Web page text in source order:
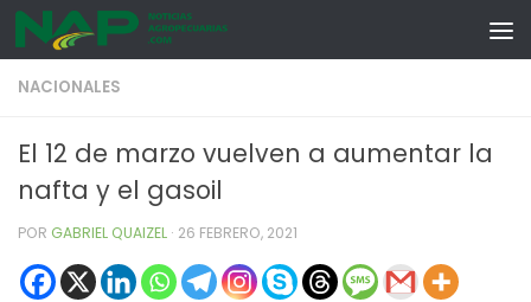
Skip to content
NACIONALES
El 12 de marzo vuelven a aumentar la
nafta y el gasoil
POR GABRIEL QUAIZEL · 26 FEBRERO, 2021